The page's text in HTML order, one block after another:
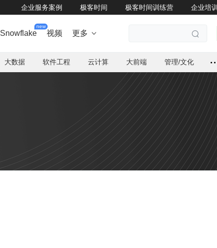
企业服务案例 极客时间 极客时间训练营 企业培训
Snowflake
new
视频 更多  
大数据 软件工程 云计算 大前端 管理/文化